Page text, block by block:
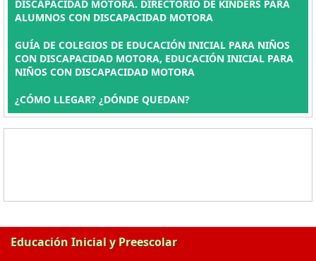
DISCAPACIDAD MOTORA. DIRECTORIO DE KINDERS PARA
ALUMNOS CON DISCAPACIDAD MOTORA
GUÍA DE COLEGIOS DE EDUCACIÓN INICIAL PARA NIÑOS
CON DISCAPACIDAD MOTORA, EDUCACIÓN INICIAL PARA
NIÑOS CON DISCAPACIDAD MOTORA
¿CÓMO LLEGAR? ¿DÓNDE QUEDAN?
Educación Inicial y Preescolar